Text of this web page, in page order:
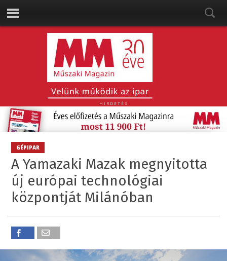
HIRDETÉS
GÉPIPAR
A Yamazaki Mazak megnyitotta
új európai technológiai
központját Milánóban